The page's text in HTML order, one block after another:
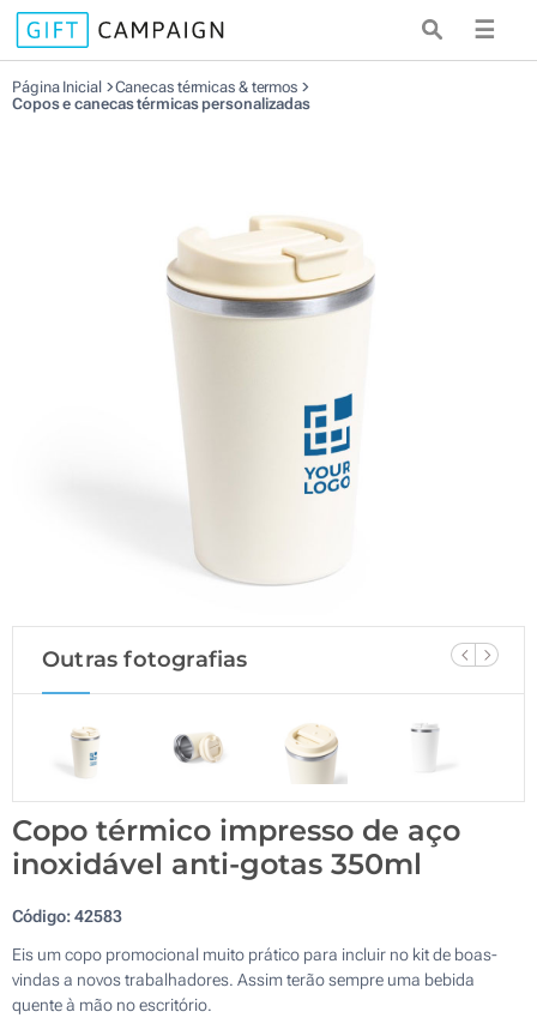
☰
Página Inicial
Canecas térmicas & termos
Copos e canecas térmicas personalizadas
Outras fotografias
Copo térmico impresso de aço
inoxidável anti-gotas 350ml
Código:42583
Eis um copo promocional muito prático para incluir no kit de boas-
vindas a novos trabalhadores. Assim terão sempre uma bebida
quente à mão no escritório.